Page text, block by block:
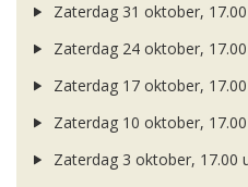
Zaterdag 31 oktober,
Zaterdag 24 oktober,
Zaterdag 17 oktober,
Zaterdag 10 oktober,
Zaterdag 3 oktober, 17.00